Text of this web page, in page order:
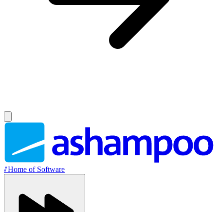
//Home of Software